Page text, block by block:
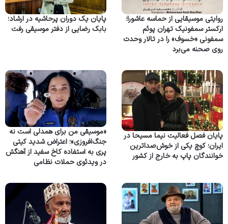
روایتی موسیقایی از حماسه عاشورا؛
ارکستر سمفونیک تهران پوئم
سمفونی «خسوف» را در تالار وحدت
روی صحنه می‌برد
پایان یک دوران پرحاشیه در ارشاد؛
بابک رضایی از دفتر موسیقی رفت
پایان فصل فعالیت نیما مسیحا در
ایران؛ کوچ یکی از خوش‌صداترین
خوانندگان پاپ به خارج از کشور
«موسیقی من برای همدلی است نه
جنگ‌افروزی»؛ اعتراض شدید کیتی
پری به استفاده کاخ سفید از آهنگش
در ویدئوی حملات نظامی